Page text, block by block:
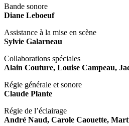
Bande sonore
Diane Leboeuf
Assistance à la mise en scène
Sylvie Galarneau
Collaborations spéciales
Alain Couture, Louise Campeau,
Régie générale et sonore
Claude Plante
Régie de l’éclairage
André Naud, Carole Caouette,